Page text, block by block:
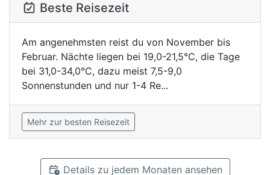
Beste Reisezeit
Am angenehmsten reist du von November bis
Februar. Nächte liegen bei 19,0-21,5°C, die Tage
bei 31,0-34,0°C, dazu meist 7,5-9,0
Sonnenstunden und nur 1-4 Re...
Mehr zur besten Reisezeit
Details zu jedem Monaten ansehen